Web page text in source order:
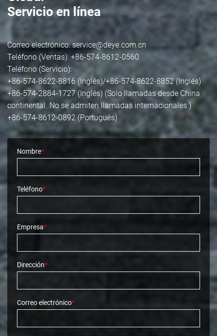
Sistemas de
almacenamiento de
energía residencial
Servicio en línea
Correo electrónico:service@deye.com.cn
Teléfono (Ventas): +86-574-8612-0560
Teléfono (Servicio):
+86-574-8622-8816 (Inglés)/+86-574-8622-8852 (Inglés)
+86-574-2884-1727 (Inglés) (Solo llamadas desde China
continental. No se admiten llamadas internacionales.)
+86-574-8612-0892 (Portugués)
Nombre*
Teléfono*
Empresa*
Dirección*
Correo electrónico*